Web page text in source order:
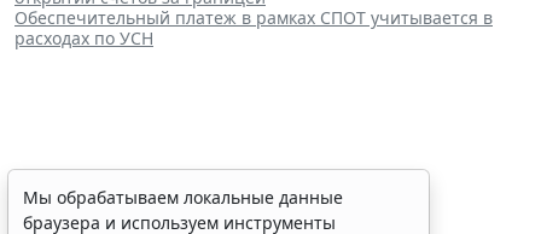
Обеспечительный платеж в рамках СПОТ учитывается в
расходах по УСН
Финансовый порог для
Мы обрабатываем локальные данные
браузера и используем инструменты